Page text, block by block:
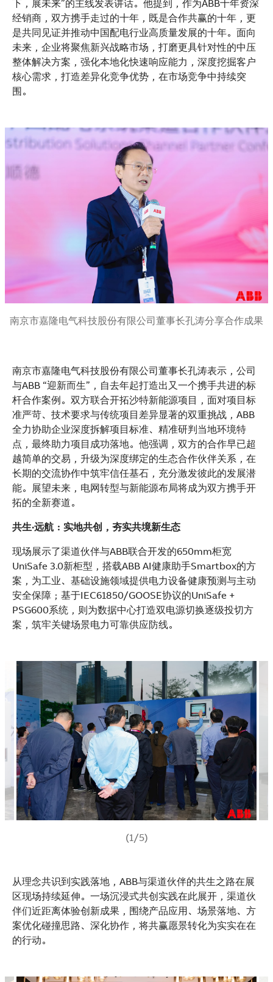
下，展未来”的主线发表讲话。他提到，作为ABB十年资深
经销商，双方携手走过的十年，既是合作共赢的十年，更
是共同见证并推动中国配电行业高质量发展的十年。面向
未来，企业将聚焦新兴战略市场，打磨更具针对性的中压
整体解决方案，强化本地化快速响应能力，深度挖掘客户
核心需求，打造差异化竞争优势，在市场竞争中持续突
围。
南京市嘉隆电气科技股份有限公司董事长孔涛分享合作成果
南京市嘉隆电气科技股份有限公司董事长孔涛表示，公司
与ABB “迎新而生”，自去年起打造出又一个携手共进的标
杆合作案例。双方联合开拓沙特新能源项目，面对项目标
准严苛、技术要求与传统项目差异显著的双重挑战，ABB
全力协助企业深度拆解项目标准、精准研判当地环境特
点，最终助力项目成功落地。他强调，双方的合作早已超
越简单的交易，升级为深度绑定的生态合作伙伴关系，在
长期的交流协作中筑牢信任基石，充分激发彼此的发展潜
能。展望未来，电网转型与新能源布局将成为双方携手开
拓的全新赛道。
共生·远航：实地共创，夯实共境新生态
现场展示了渠道伙伴与ABB联合开发的650mm柜宽
UniSafe 3.0新柜型，搭载ABB AI健康助手Smartbox的方
案，为工业、基础设施领域提供电力设备健康预测与主动
安全保障；基于IEC61850/GOOSE协议的UniSafe +
PSG600系统，则为数据中心打造双电源切换逐级投切方
案，筑牢关键场景电力可靠供应防线。
(1/5)
从理念共识到实践落地，ABB与渠道伙伴的共生之路在展
区现场持续延伸。一场沉浸式共创实践在此展开，渠道伙
伴们近距离体验创新成果，围绕产品应用、场景落地、方
案优化碰撞思路、深化协作，将共赢愿景转化为实实在在
的行动。